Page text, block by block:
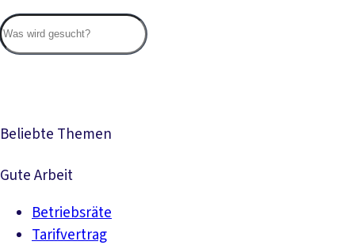
Beliebte Themen
Gute Arbeit
Betriebsräte
Tarifvertrag